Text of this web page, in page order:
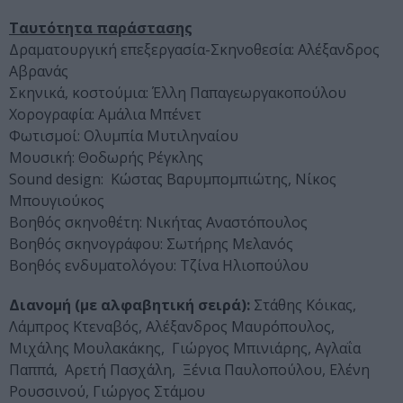
Ταυτότητα παράστασης
Δραματουργική επεξεργασία-Σκηνοθεσία: Αλέξανδρος
Αβρανάς
Σκηνικά, κοστούμια: Έλλη Παπαγεωργακοπούλου
Χορογραφία: Αμάλια Μπένετ
Φωτισμοί: Ολυμπία Μυτιληναίου
Μουσική: Θοδωρής Ρέγκλης
Sound design: Κώστας Βαρυμπομπιώτης, Νίκος
Μπουγιούκος
Βοηθός σκηνοθέτη: Νικήτας Αναστόπουλος
Βοηθός σκηνογράφου: Σωτήρης Μελανός
Βοηθός ενδυματολόγου: Τζίνα Ηλιοπούλου
Διανομή (με αλφαβητική σειρά): Στάθης Κόικας,
Λάμπρος Κτεναβός, Aλέξανδρος Μαυρόπουλος,
Μιχάλης Μουλακάκης, Γιώργος Μπινιάρης, Αγλαΐα
Παππά, Αρετή Πασχάλη, Ξένια Παυλοπούλου, Ελένη
Ρουσσινού, Γιώργος Στάμου